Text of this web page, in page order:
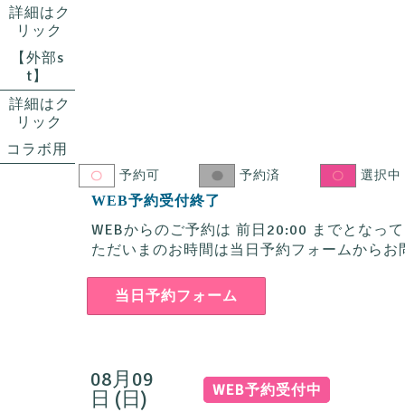
詳細はク
リック
【外部s
t】
詳細はク
リック
コラボ用
予約可 予約済
選択中
WEB予約受付終了
WEBからのご予約は 前日20:00 までとなっ
ただいまのお時間は当日予約フォームから
当日予約フォーム
08月09
日 (日)
WEB予約受付中